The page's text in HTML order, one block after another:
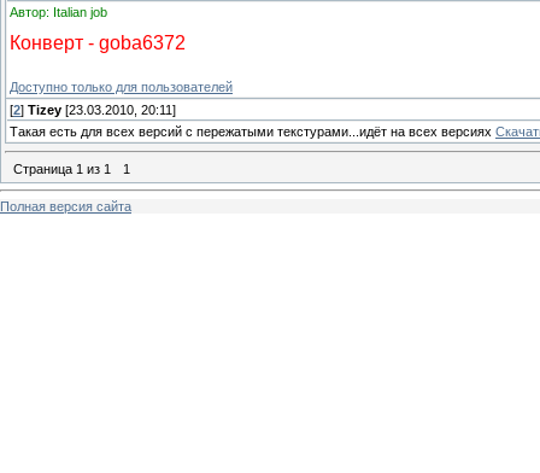
Автор: Italian job
Конверт - goba6372
Доступно только для пользователей
[2] Tizey [23.03.2010, 20:11]
Такая есть для всех версий с пережатыми текстурами...идёт на всех версиях
Страница 1 из 1 1
Полная версия сайта